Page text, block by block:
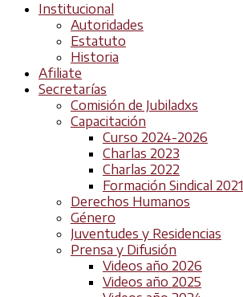
Institucional
Autoridades
Estatuto
Historia
Afiliate
Secretarías
Comisión de Jubiladxs
Capacitación
Curso 2024-2026
Charlas 2023
Charlas 2022
Formación Sindical 2021
Derechos Humanos
Género
Juventudes y Residencias
Prensa y Difusión
Videos año 2026
Videos año 2025